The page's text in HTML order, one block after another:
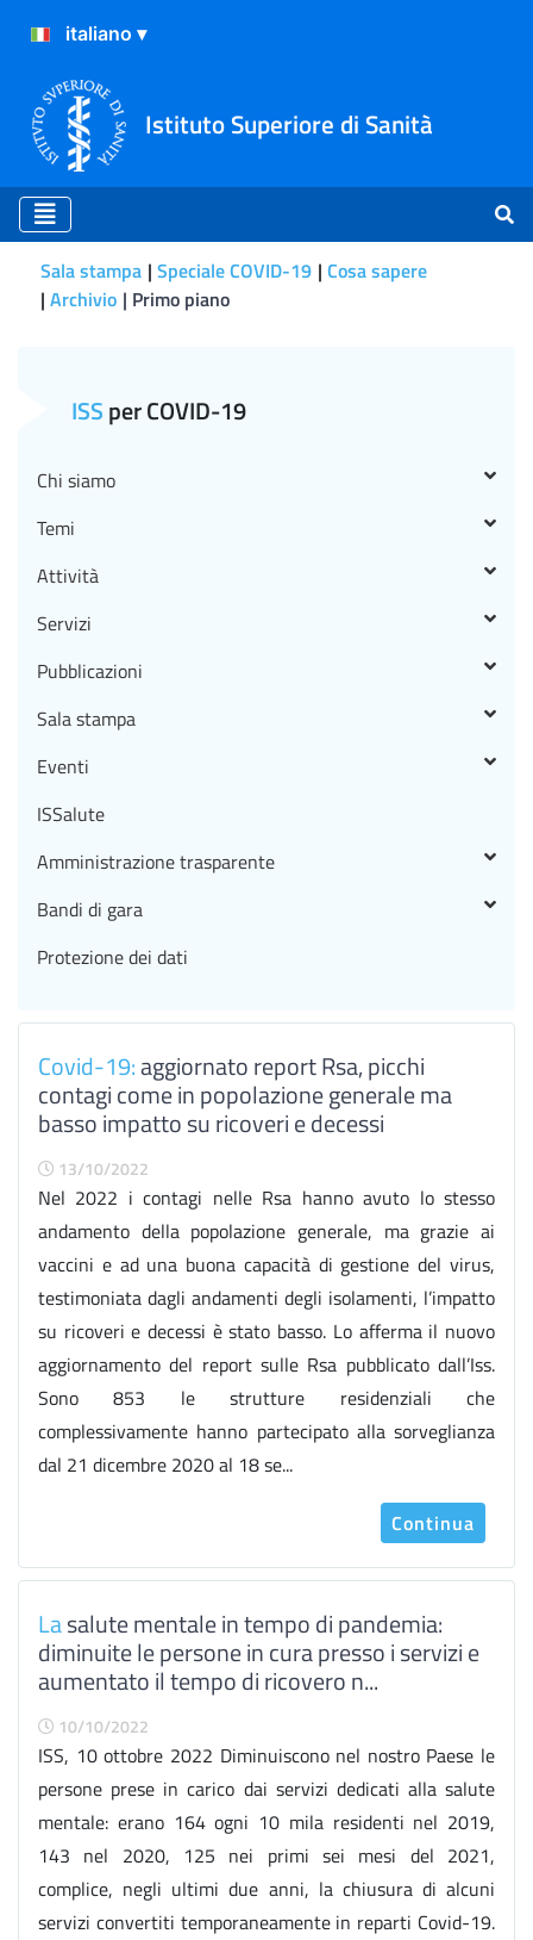
Istituto Superiore di Sanità
Sala stampa Speciale COVID-19 Cosa sapere
Archivio Primo piano
Covid-19:aggiornato report Rsa, picchi
contagi come in popolazione generale ma
basso impatto su ricoveri e decessi
13/10/2022
Nel 2022 i contagi nelle Rsa hanno avuto lo stesso
andamento della popolazione generale, ma grazie ai
vaccini e ad una buona capacità di gestione del virus,
testimoniata dagli andamenti degli isolamenti, l’impatto
su ricoveri e decessi è stato basso. Lo afferma il nuovo
aggiornamento del report sulle Rsa pubblicato dall’Iss.
Sono 853 le strutture residenziali che
complessivamente hanno partecipato alla sorveglianza
dal 21 dicembre 2020 al 18 se...
Continua
Lasalute mentale in tempo di pandemia:
diminuite le persone in cura presso i servizi e
aumentato il tempo di ricovero n...
10/10/2022
ISS, 10 ottobre 2022 Diminuiscono nel nostro Paese le
persone prese in carico dai servizi dedicati alla salute
mentale: erano 164 ogni 10 mila residenti nel 2019,
143 nel 2020, 125 nei primi sei mesi del 2021,
complice, negli ultimi due anni, la chiusura di alcuni
servizi convertiti temporaneamente in reparti Covid-19.
ISSper COVID-19
Chi siamo
Temi
Attività
Servizi
Pubblicazioni
Sala stampa
Eventi
ISSalute
Amministrazione trasparente
Bandi di gara
Protezione dei dati